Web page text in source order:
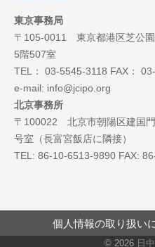
東京事務局
〒105-0011 東京都港区芝公
5階507室
TEL： 03-5545-3118 FAX：
e-mail: info@jcipo.org
北京事務所
〒100022 北京市朝陽区建国
号室（長富宮飯店に隣接）
TEL: 86-10-6513-9890 FAX:
個人情報の取り扱い
© 2026 日